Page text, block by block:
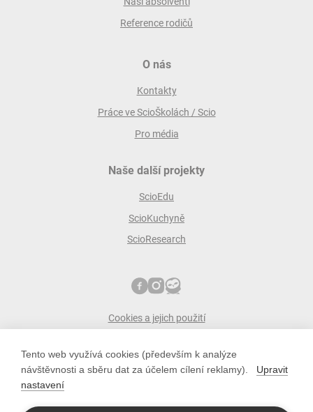
Tento web využívá cookies (především k analýze
návštěvnosti a sběru dat za účelem cílení reklamy).
Upravit
nastavení
Reference rodičů
O nás
Kontakty
Práce ve ScioŠkolách / Scio
Pro média
Naše další projekty
ScioEdu
ScioKuchyně
ScioResearch
Cookies a jejich použití
ScioŠkoly zakládá společnost Scio
scio s.r.o.
IČO: 10779442; DIČ: CZ10779442